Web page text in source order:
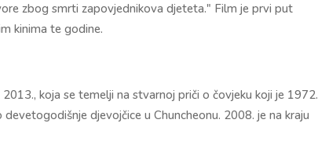
zbog smrti zapovjednikova djeteta." Film je prvi put
kinima te godine.
koja se temelji na stvarnoj priči o čovjeku koji je 1972.
djevojčice u Chuncheonu. 2008. je na kraju